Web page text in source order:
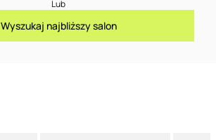
Lub
Wyszukaj najbliższy salon